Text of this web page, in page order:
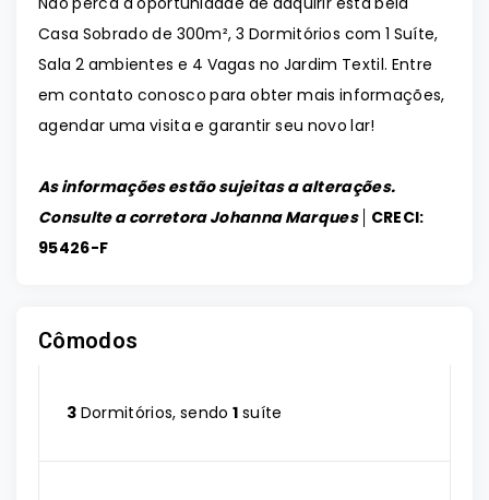
Casa Sobrado de 300m², 3 Dormitórios com 1 Suíte,
Sala 2 ambientes e 4 Vagas no Jardim Textil. Entre
em contato conosco para obter mais informações,
agendar uma visita e garantir seu novo lar!
As informações estão sujeitas a alterações.
Consulte a corretora Johanna Marques │ CRECI:
95426-F
Cômodos
3 Dormitórios, sendo1 suíte